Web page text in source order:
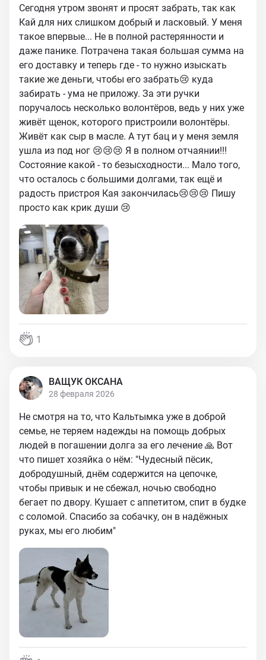
Сегодня утром звонят и просят забрать, так как
Кай для них слишком добрый и ласковый. У меня
такое впервые... Не в полной растерянности и
даже панике. Потрачена такая большая сумма на
его доставку и теперь где - то нужно изыскать
такие же деньги, чтобы его забрать😢 куда
забирать - ума не приложу. За эти ручки
поручалось несколько волонтёров, ведь у них уже
живёт щенок, которого пристроили волонтёры.
Живёт как сыр в масле. А тут бац и у меня земля
ушла из под ног 😢😢😢 Я в полном отчаянии!!!
Состояние какой - то безысходности... Мало того,
что осталось с большими долгами, так ещё и
радость пристроя Кая закончилась😢😢😢 Пишу
просто как крик души 😢
1
ВАЩУК ОКСАНА
28 февраля 2026
Не смотря на то, что Кальтымка уже в доброй
семье, не теряем надежды на помощь добрых
людей в погашении долга за его лечение 🙏 Вот
что пишет хозяйка о нём: "Чудесный пёсик,
добродушный, днём содержится на цепочке,
чтобы привык и не сбежал, ночью свободно
бегает по двору. Кушает с аппетитом, спит в будке
с соломой. Спасибо за собачку, он в надёжных
руках, мы его любим"